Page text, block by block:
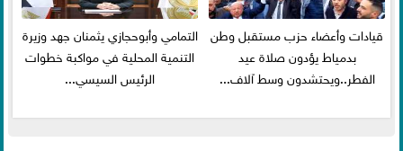
قيادات وأعضاء حزب مستقبل وطن
بدمياط يؤدون صلاة عيد
الفطر..ويحتشدون وسط آلاف...
التمامي وأبوحجازي يثمنان جهد وزيرة
التنمية المحلية في مواكبة خطوات
الرئيس السيسي...